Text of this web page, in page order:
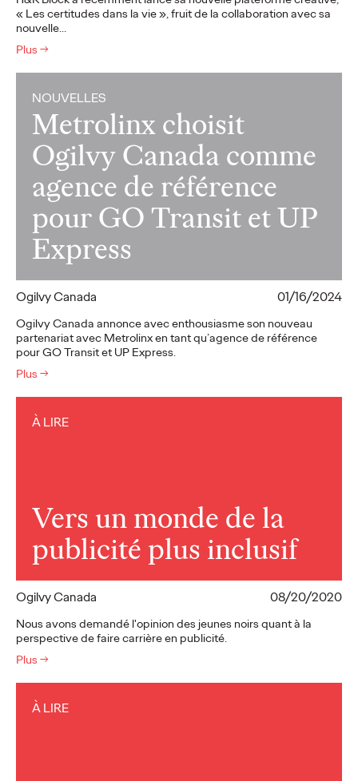
« Les certitudes dans la vie », fruit de la collaboration avec sa
nouvelle…
Plus →
NOUVELLES
Metrolinx choisit
Ogilvy Canada comme
agence de référence
pour GO Transit et UP
Express
Ogilvy Canada 01/16/2024
Ogilvy Canada annonce avec enthousiasme son nouveau
partenariat avec Metrolinx en tant qu’agence de référence
pour GO Transit et UP Express.
Plus →
À LIRE
Vers un monde de la
publicité plus inclusif
Ogilvy Canada 08/20/2020
Nous avons demandé l'opinion des jeunes noirs quant à la
perspective de faire carrière en publicité.
Plus →
À LIRE